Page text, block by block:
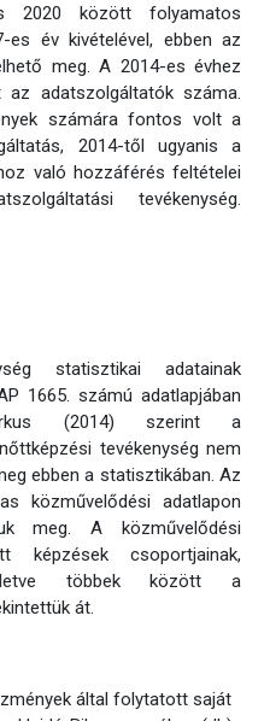
között folyamatos
es év kivételével, ebben az
meg. A 2014-es évhez
adatszolgáltatók száma.
számára fontos volt a
2014-től ugyanis a
való hozzáférés feltételei
tevékenység.
statisztikai adatainak
1665. számú adatlapjában
(2014) szerint a
tevékenység nem
ebben a statisztikában. Az
közművelődési adatlapon
meg. A közművelődési
képzések csoportjainak,
többek között a
át.
által folytatott saját